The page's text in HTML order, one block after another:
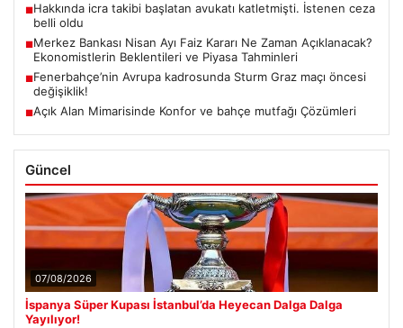
■Hakkında icra takibi başlatan avukatı katletmişti. İstenen ceza
belli oldu
■Merkez Bankası Nisan Ayı Faiz Kararı Ne Zaman Açıklanacak?
Ekonomistlerin Beklentileri ve Piyasa Tahminleri
■Fenerbahçe’nin Avrupa kadrosunda Sturm Graz maçı öncesi
değişiklik!
■Açık Alan Mimarisinde Konfor ve bahçe mutfağı Çözümleri
Güncel
07/08/2026
İspanya Süper Kupası İstanbul’da Heyecan Dalga Dalga
Yayılıyor!